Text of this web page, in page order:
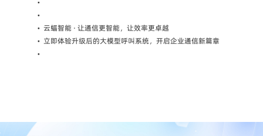
•
•
• 云蝠智能 · 让通信更智能，让效率更卓越
•
立即体验升级后的大模型呼叫系统，开启企业通信新篇章
•